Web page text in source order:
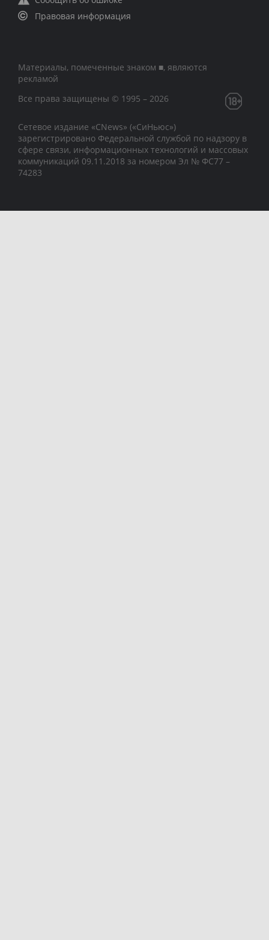
Правовая информация
Материалы, помеченные знаком ■, являются
рекламой
Все права защищены © 1995 – 2026
Сетевое издание «CNews» («СиНьюс»)
зарегистрировано Федеральной службой по надзору в
сфере связи, информационных технологий и массовых
коммуникаций 09.11.2018 за номером Эл № ФС77 –
74283